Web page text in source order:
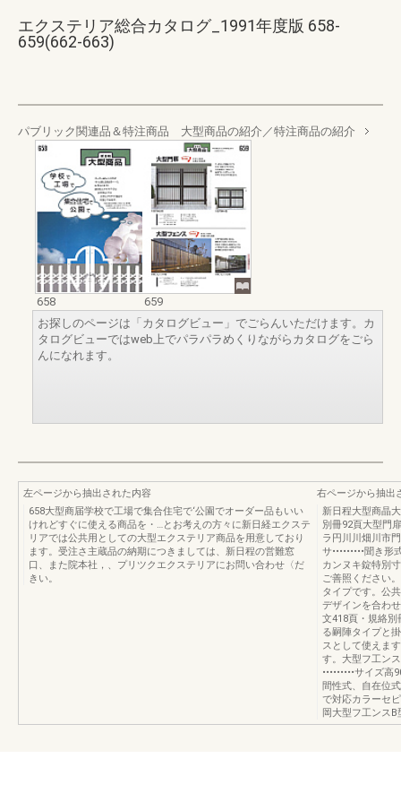
エクステリア総合カタログ_1991年度版 658-
659(662-663)
パブリック関連品＆特注商品 大型商品の紹介／特注商品の紹介
658
659
お探しのページは「カタログビュー」でごらんいただけます。カ
タログビューではweb上でパラパラめくりながらカタログをごら
んになれます。
左ページから抽出された内容
658大型商届学校で工場で集合住宅で‘公園でオーダー品もいい
けれどすぐに使える商品を・…とお考えの方々に新日経エクステ
リアでは公共用としての大型エクステリア商品を用意しており
ます。受注さ主蔵品の納期につきましては、新日程の営難窓
口、また院本社，、プリツクエクステリアにお問い合わせ〈だ
きい。
右ページから抽出
新日程大型商晶
別冊92頁大型門
ラ円川川畑川市
サ•••••••••聞き
カンヌキ錠特別
ご善照ください
タイプです。公
デザインを合わ
文418頁・規絡別
る嗣陣タイプと
スとして使えま
す。大型フ工ン
•••••••••サイズ
間性式、自在位
で対応カラーセ
岡大型フ工ンスB